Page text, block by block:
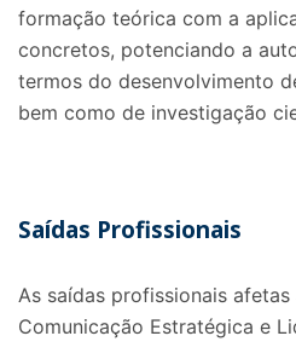
formação teórica com a
concretos, potenciando a
termos do desenvolvimento
bem como de investigação
Saídas Profissionais
As saídas profissionais
Comunicação Estratégica e